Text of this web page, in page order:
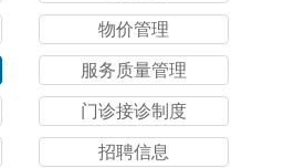
物价管理
服务质量管理
门诊接诊制度
招聘信息